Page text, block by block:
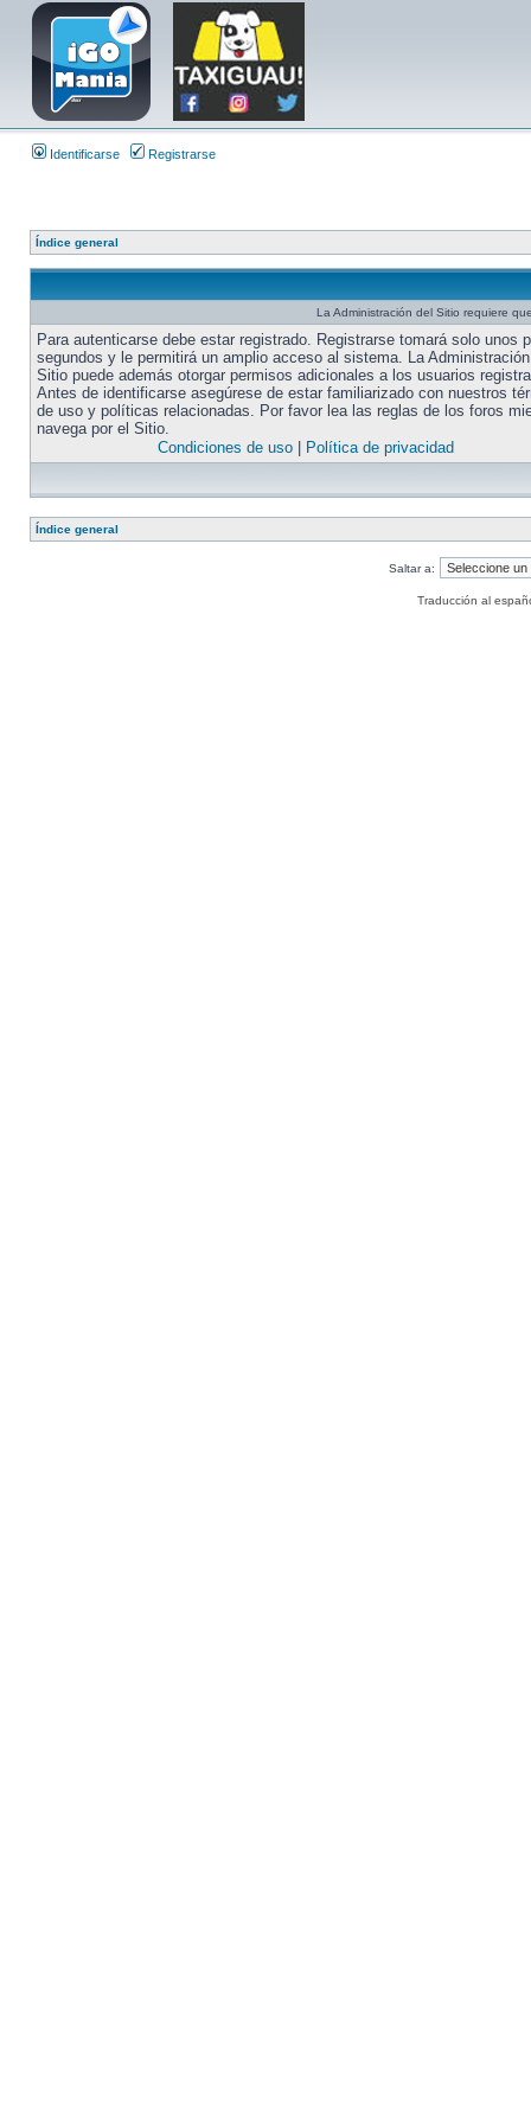
Identificarse Registrarse
Índice general
La Administración del Sitio requiere
Para autenticarse debe estar registrado. Registrarse tomará solo unos
segundos y le permitirá un amplio acceso al sistema. La
Sitio puede además otorgar permisos adicionales a los usuarios
Antes de identificarse asegúrese de estar familiarizado con nuestros
de uso y políticas relacionadas. Por favor lea las reglas de los foros
navega por el Sitio.
Condiciones de uso| Política de privacidad
Índice general
Saltar a:
Traducción al